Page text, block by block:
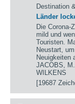
Destination
Länder
Die Corona-
mild und
Touristen.
Neustart,
Neuigkeiten
JACOBS,
WILKENS
[19687